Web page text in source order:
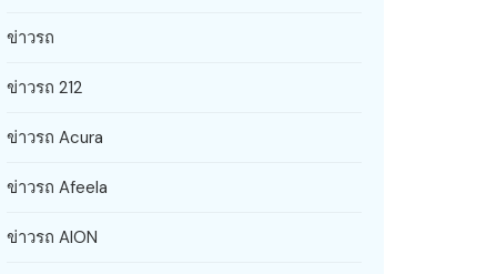
ข่าวรถ
ข่าวรถ 212
ข่าวรถ Acura
ข่าวรถ Afeela
ข่าวรถ AION